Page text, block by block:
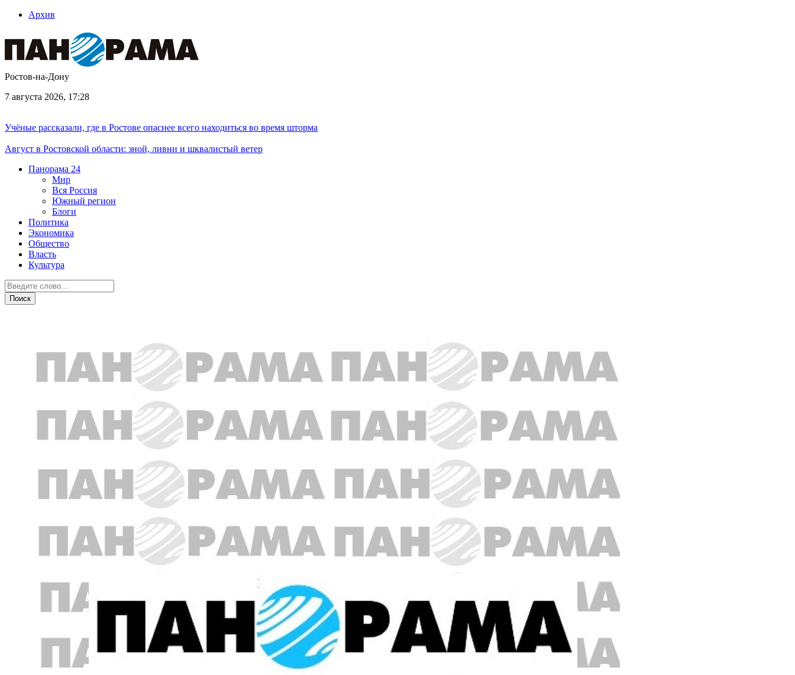
Архив
Ростов-на-Дону
7 августа 2026, 17:28
Учёные рассказали, где в Ростове опаснее всего находиться во время шторма
Август в Ростовской области: зной, ливни и шквалистый ветер
Панорама 24
Мир
Вся Россия
Южный регион
Блоги
Политика
Экономика
Общество
Власть
Культура